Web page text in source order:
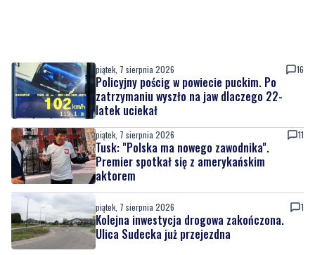
piątek, 7 sierpnia 2026 16
Policyjny pościg w powiecie puckim. Po
zatrzymaniu wyszło na jaw dlaczego 22-
latek uciekał
piątek, 7 sierpnia 2026 11
Tusk: "Polska ma nowego zawodnika".
Premier spotkał się z amerykańskim
aktorem
piątek, 7 sierpnia 2026 1
Kolejna inwestycja drogowa zakończona.
Ulica Sudecka już przejezdna